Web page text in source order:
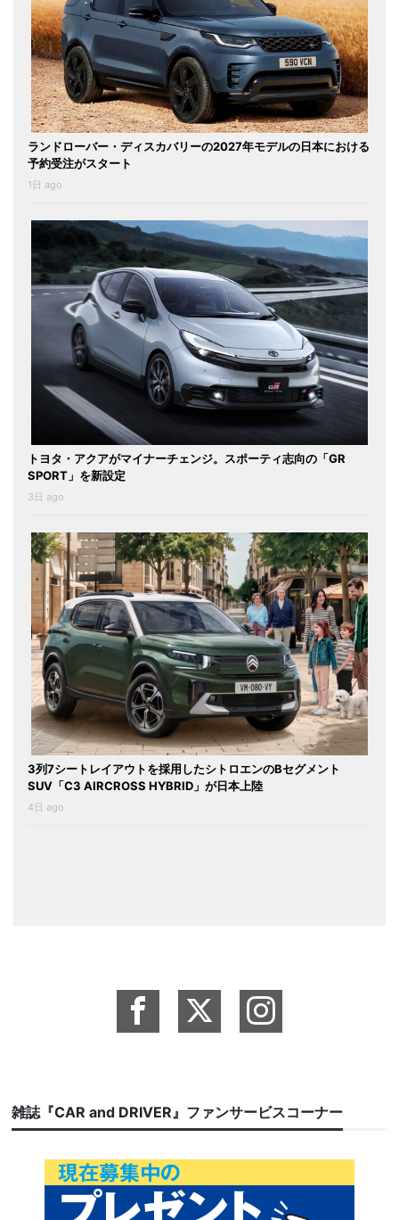
ランドローバー・ディスカバリーの2027年モデルの日本における
予約受注がスタート
1日 ago
トヨタ・アクアがマイナーチェンジ。スポーティ志向の「GR
SPORT」を新設定
3日 ago
3列7シートレイアウトを採用したシトロエンのBセグメント
SUV「C3 AIRCROSS HYBRID」が日本上陸
4日 ago
雑誌『CAR and DRIVER』ファンサービスコーナー